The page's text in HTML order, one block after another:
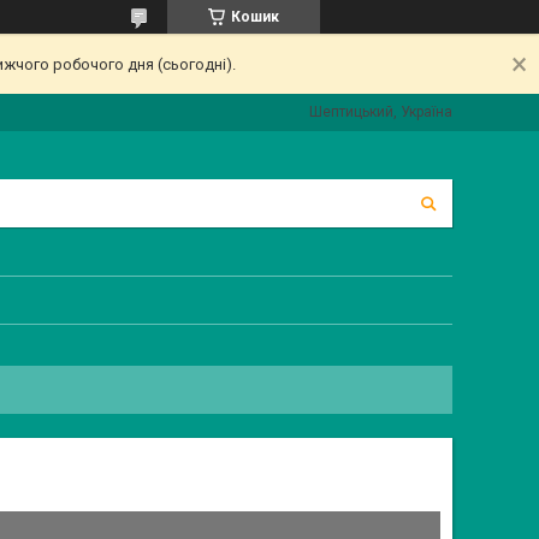
Кошик
робочого дня (сьогодні).
Шептицький, Україна